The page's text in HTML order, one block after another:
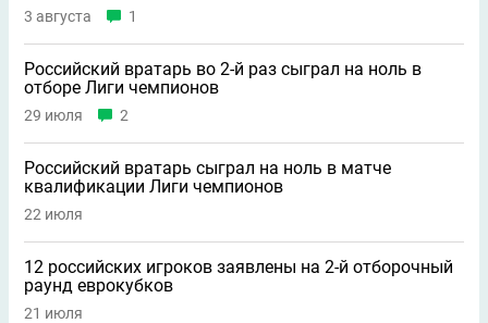
3 августа 1
Российский вратарь во 2-й раз сыграл на ноль в
отборе Лиги чемпионов
29 июля 2
Российский вратарь сыграл на ноль в матче
квалификации Лиги чемпионов
22 июля
12 российских игроков заявлены на 2-й отборочный
раунд еврокубков
21 июля